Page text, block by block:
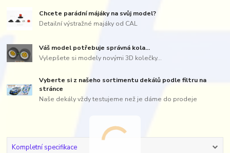
Chcete parádní májáky na svůj model?
Detailní výstražné majáky od CAL
Váš model potřebuje správná kola...
Vylepšete si modely novými 3D kolečky...
Vyberte si z našeho sortimentu dekálů podle filtru na
stránce
Naše dekály vždy testujeme než je dáme do prodeje
Kompletní specifikace